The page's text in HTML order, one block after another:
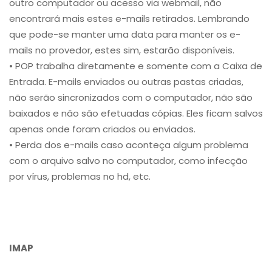
outro computador ou acesso via webmail, não
encontrará mais estes e-mails retirados. Lembrando
que pode-se manter uma data para manter os e-
mails no provedor, estes sim, estarão disponíveis.
• POP trabalha diretamente e somente com a Caixa de
Entrada. E-mails enviados ou outras pastas criadas,
não serão sincronizados com o computador, não são
baixados e não são efetuadas cópias. Eles ficam salvos
apenas onde foram criados ou enviados.
• Perda dos e-mails caso aconteça algum problema
com o arquivo salvo no computador, como infecção
por vírus, problemas no hd, etc.
IMAP